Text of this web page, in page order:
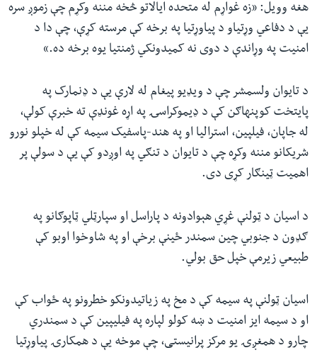
هغه وویل: «زه غواړم له متحده ایالاتو څخه مننه وکړم چې زموږ سره
یې د دفاعي وړتیاو د پیاوړتیا په برخه کې مرسته کړې، چې دا د
امنیت په وړاندې د دوی نه کمیدونکي ژمنتیا یوه برخه ده.»
د تایوان ولسمشر چې د ویډیو پیغام له لارې یې د ډنمارک په
پایتخت کوپنهاګن کې د ډیموکراسۍ په اړه غونډې ته خبرې کولې،
له جاپان، فیلپین، استرالیا او په هند-پاسفیک سیمه کې له خپلو نورو
شریکانو مننه وکړه چې د تایوان د تنګي په اوږدو کې یې د سولې پر
اهمیت ټینګار کړی دی.
د اسیان د ټولنې غړي هېوادونه د پاراسل او سپارټلي ټاپوګانو په
ګډون د جنوبي چین سمندر ځینې برخې او په شاوخوا اوبو کې
طبیعي زیرمې خپل حق بولي.
اسیان ټولنې په سیمه کې د مخ په زیاتیدونکو خطرونو په ځواب کې
او د سیمه ایز امنیت د ښه کولو لپاره په فیلیپین کې د سمندري
چارو د همغږۍ یو مرکز پرانیستی، چې موخه یې د همکارۍ پیاوړتیا